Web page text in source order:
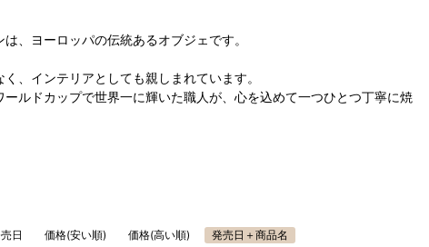
、ヨーロッパの伝統あるオブジェです。
、インテリアとしても親しまれています。
ルドカップで世界一に輝いた職人が、心を込めて一つひとつ丁寧に焼
日 価格(安い順) 価格(高い順) 発売日＋商品名